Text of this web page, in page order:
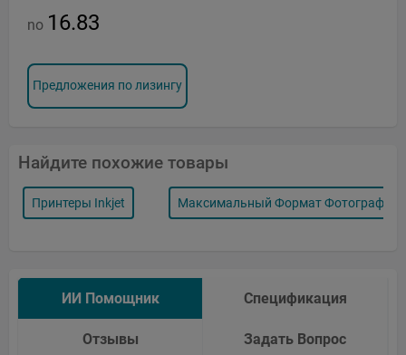
no 16.83
Предложения по лизингу
Найдите похожие товары
Принтеры Inkjet Максимальный Формат Фотографии,
ИИ Помощник Спецификация
Отзывы Задать Вопрос